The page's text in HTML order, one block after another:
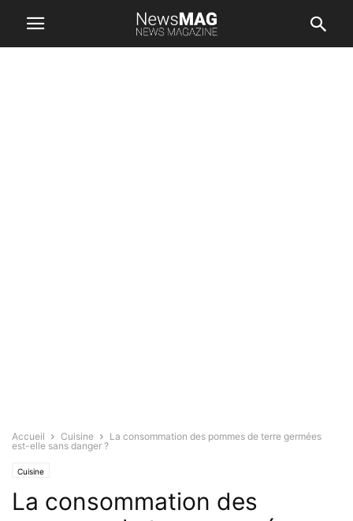
Accueil Cuisine
La consommation des pommes de terre germées
est-elle sans danger ?
Cuisine
La consommation des